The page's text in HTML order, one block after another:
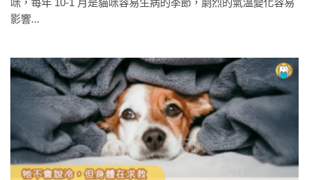
咪，每年 10-1 月是貓咪容易生病的季節，劇烈的氣溫變化容易
影響...